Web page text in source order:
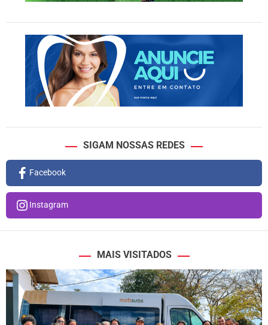
SIGAM NOSSAS REDES
Facebook
Instagram
MAIS VISITADOS